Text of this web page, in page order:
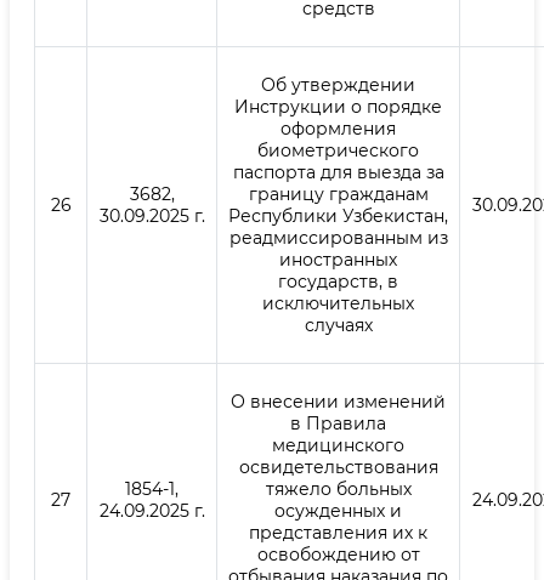
средств
26
3682,
30.09.2025 г.
Об утверждении
Инструкции о порядке
оформления
биометрического
паспорта для выезда за
границу гражданам
Республики Узбекистан,
реадмиссированным из
иностранных
государств, в
исключительных
случаях
27
1854-1,
24.09.2025 г.
О внесении изменений
в Правила
медицинского
освидетельствования
тяжело больных
осужденных и
представления их к
освобождению от